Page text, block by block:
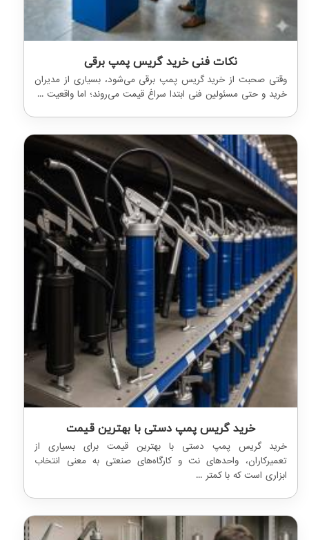
نکات فنی خرید گریس پمپ برقی
وقتی صحبت از خرید گریس پمپ برقی می‌شود، بسیاری از مدیران
خرید و حتی مسئولین فنی ابتدا سراغ قیمت می‌روند؛ اما واقعیت ...
خرید گریس پمپ دستی با بهترین قیمت
خرید گریس پمپ دستی با بهترین قیمت برای بسیاری از
تعمیرکاران، واحدهای نت و کارگاه‌های صنعتی به معنی انتخاب
ابزاری است که با کمتر ...